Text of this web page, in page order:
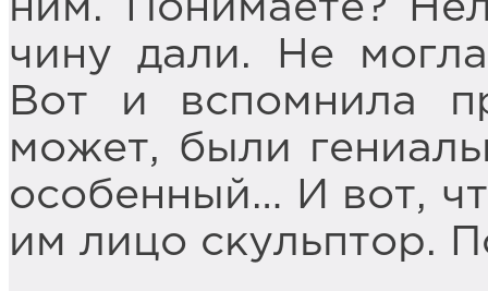
ним. Понимаете?
чину дали. Не
Вот и вспомнила
может, были
особенный… И вот,
им лицо скульптор.